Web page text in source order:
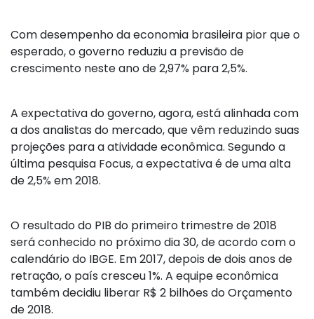
Com desempenho da economia brasileira pior que o
esperado, o governo reduziu a previsão de
crescimento neste ano de 2,97% para 2,5%.
A expectativa do governo, agora, está alinhada com
a dos analistas do mercado, que vêm reduzindo suas
projeções para a atividade econômica. Segundo a
última pesquisa Focus, a expectativa é de uma alta
de 2,5% em 2018.
O resultado do PIB do primeiro trimestre de 2018
será conhecido no próximo dia 30, de acordo com o
calendário do IBGE. Em 2017, depois de dois anos de
retração, o país cresceu 1%. A equipe econômica
também decidiu liberar R$ 2 bilhões do Orçamento
de 2018.